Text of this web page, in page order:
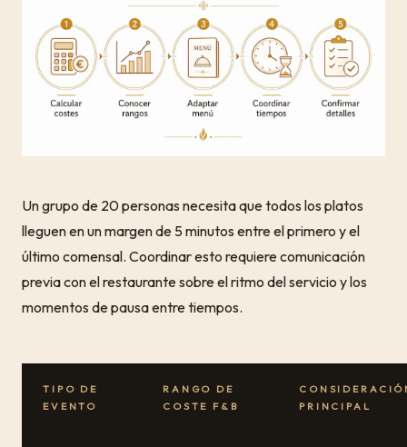
Un grupo de 20 personas necesita que todos los platos
lleguen en un margen de 5 minutos entre el primero y el
último comensal. Coordinar esto requiere comunicación
previa con el restaurante sobre el ritmo del servicio y los
momentos de pausa entre tiempos.
TIPO DE
EVENTO
RANGO DE
COSTE F&B
PRINCIPAL